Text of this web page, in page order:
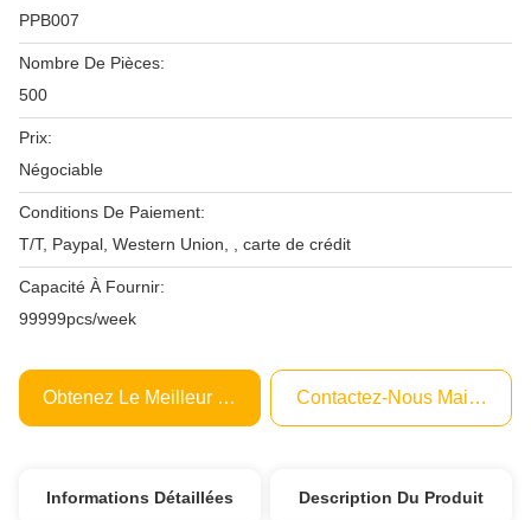
PPB007
Nombre De Pièces:
500
Prix:
Négociable
Conditions De Paiement:
T/T, Paypal, Western Union, , carte de crédit
Capacité À Fournir:
99999pcs/week
Obtenez Le Meilleur Prix Contactez-Nous Maintenant
Informations Détaillées Description Du Produit